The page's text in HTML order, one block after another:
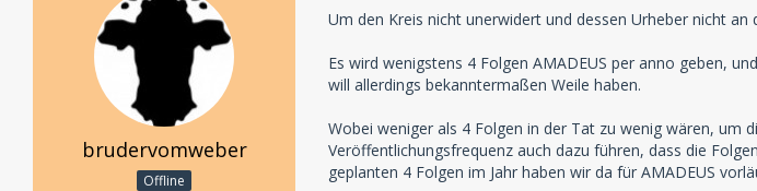
brudervomweber
Offline
Um den Kreis nicht unerwidert und dessen Urheber nicht an
Es wird wenigstens 4 Folgen AMADEUS per anno geben,
will allerdings bekanntermaßen Weile haben.
Wobei weniger als 4 Folgen in der Tat zu wenig wären, um
Veröffentlichungsfrequenz auch dazu führen, dass die
geplanten 4 Folgen im Jahr haben wir da für AMADEUS